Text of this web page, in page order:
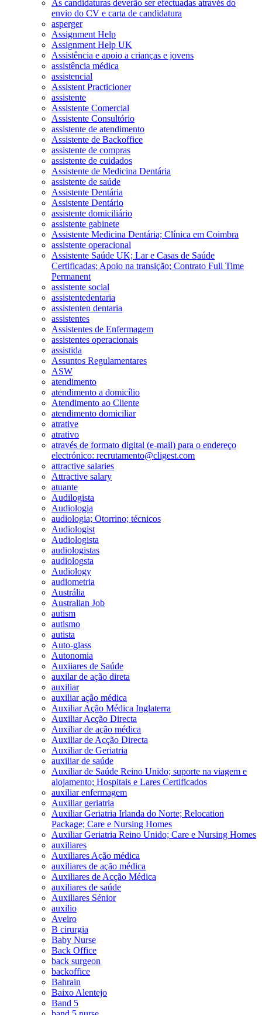
As candidaturas deverão ser efectuadas através do
envio do CV e carta de candidatura
asperger
Assignment Help
Assignment Help UK
Assistência e apoio a crianças e jovens
assistência médica
assistencial
Assistent Practicioner
assistente
Assistente Comercial
Assistente Consultório
assistente de atendimento
Assistente de Backoffice
assistente de compras
assistente de cuidados
Assistente de Medicina Dentária
assistente de saúde
Assistente Dentária
Assistente Dentário
assistente domiciliário
assistente gabinete
Assistente Medicina Dentária; Clínica em Coimbra
assistente operacional
Assistente Saúde UK; Lar e Casas de Saúde
Certificadas; Apoio na transição; Contrato Full Time
Permanent
assistente social
assistentedentaria
assistenten dentaria
assistentes
Assistentes de Enfermagem
assistentes operacionais
assistida
Assuntos Regulamentares
ASW
atendimento
atendimento a domicílio
Atendimento ao Cliente
atendimento domiciliar
atrative
atrativo
através de formato digital (e-mail) para o endereço
electrónico: recrutamento@cligest.com
attractive salaries
Attractive salary
atuante
Audilogista
Audiologia
audiologia; Otorrino; técnicos
Audiologist
Audiologista
audiologistas
audiologsta
Audiology
audiometria
Austrália
Australian Job
autism
autismo
autista
Auto-glass
Autonomia
Auxiiares de Saúde
auxilar de ação direta
auxiliar
auxiliar ação médica
Auxiliar Ação Médica Inglaterra
Auxiliar Acção Directa
Auxiliar de ação médica
Auxiliar de Acção Directa
Auxiliar de Geriatria
auxiliar de saúde
Auxiliar de Saúde Reino Unido; suporte na viagem e
alojamento; Hospitais e Lares Certificados
auxiliar enfermagem
Auxiliar geriatria
Auxiliar Geriatria Irlanda do Norte; Relocation
Package; Care e Nursing Homes
Auxiliar Geriatria Reino Unido; Care e Nursing Homes
auxiliares
Auxiliares Ação médica
auxiliares de ação médica
Auxiliares de Acção Médica
auxiliares de saúde
Auxiliares Sénior
auxilio
Aveiro
B cirurgia
Baby Nurse
Back Office
back surgeon
backoffice
Bahrain
Baixo Alentejo
Band 5